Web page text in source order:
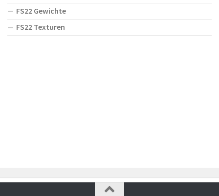
FS22 Gewichte
FS22 Texturen